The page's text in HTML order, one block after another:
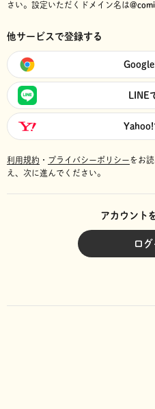
さい。 設定いただくドメイン名は
他サービスで登録する
LINE
利用規約 ・ プライバシーポリシーをお読
え、次に進んでください。
アカウント
ログ